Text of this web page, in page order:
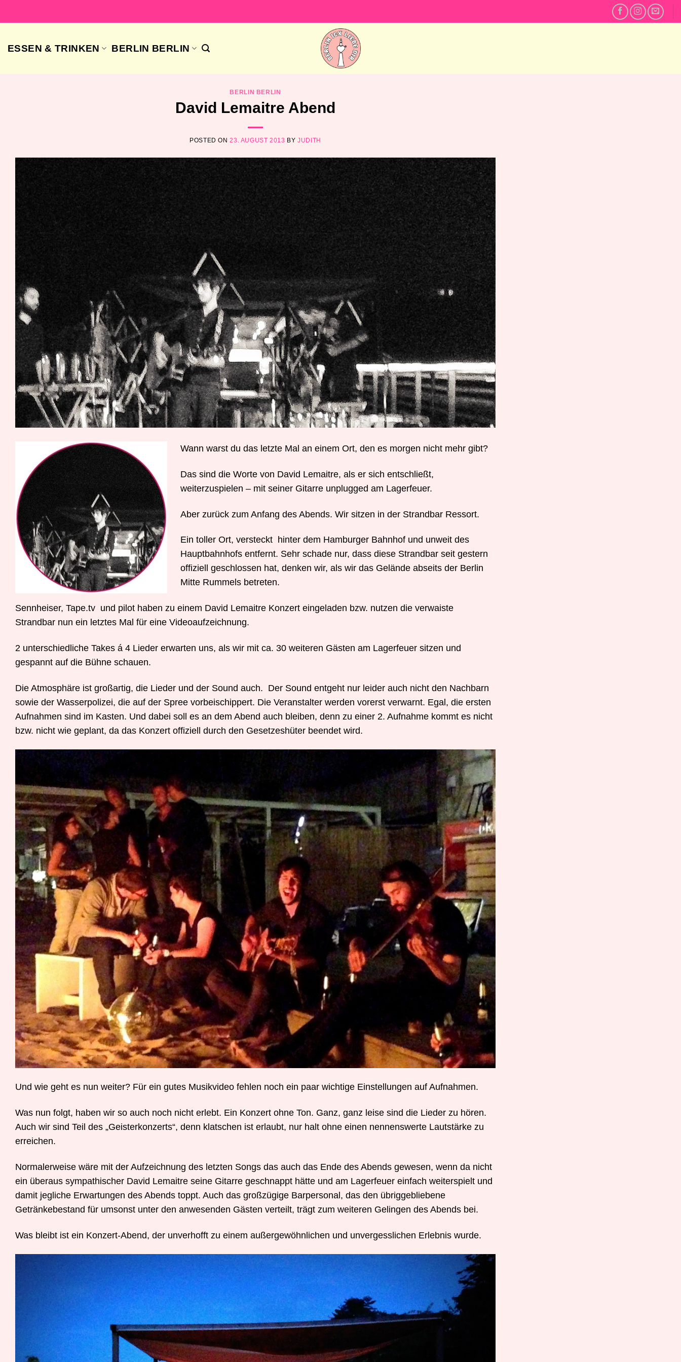
to
ESSEN & TRINKEN BERLIN BERLIN
BERLIN BERLIN
David Lemaitre Abend
POSTED ON23. AUGUST 2013 BYJUDITH
Wann warst du das letzte Mal an einem Ort, den es morgen nicht mehr gibt?
Das sind die Worte von David Lemaitre, als er sich entschließt,
weiterzuspielen – mit seiner Gitarre unplugged am Lagerfeuer.
Aber zurück zum Anfang des Abends. Wir sitzen in der Strandbar Ressort.
Ein toller Ort, versteckt hinter dem Hamburger Bahnhof und unweit des
Hauptbahnhofs entfernt. Sehr schade nur, dass diese Strandbar seit gestern
offiziell geschlossen hat, denken wir, als wir das Gelände abseits der Berlin
Mitte Rummels betreten.
Sennheiser, Tape.tv und pilot haben zu einem David Lemaitre Konzert eingeladen bzw. nutzen die verwaiste
Strandbar nun ein letztes Mal für eine Videoaufzeichnung.
2 unterschiedliche Takes á 4 Lieder erwarten uns, als wir mit ca. 30 weiteren Gästen am Lagerfeuer sitzen und
gespannt auf die Bühne schauen.
Die Atmosphäre ist großartig, die Lieder und der Sound auch. Der Sound entgeht nur leider auch nicht den Nachbarn
sowie der Wasserpolizei, die auf der Spree vorbeischippert. Die Veranstalter werden vorerst verwarnt. Egal, die ersten
Aufnahmen sind im Kasten. Und dabei soll es an dem Abend auch bleiben, denn zu einer 2. Aufnahme kommt es nicht
bzw. nicht wie geplant, da das Konzert offiziell durch den Gesetzeshüter beendet wird.
Und wie geht es nun weiter? Für ein gutes Musikvideo fehlen noch ein paar wichtige Einstellungen auf Aufnahmen.
Was nun folgt, haben wir so auch noch nicht erlebt. Ein Konzert ohne Ton. Ganz, ganz leise sind die Lieder zu hören.
Auch wir sind Teil des „Geisterkonzerts“, denn klatschen ist erlaubt, nur halt ohne einen nennenswerte Lautstärke zu
erreichen.
Normalerweise wäre mit der Aufzeichnung des letzten Songs das auch das Ende des Abends gewesen, wenn da nicht
ein überaus sympathischer David Lemaitre seine Gitarre geschnappt hätte und am Lagerfeuer einfach weiterspielt und
damit jegliche Erwartungen des Abends toppt. Auch das großzügige Barpersonal, das den übriggebliebene
Getränkebestand für umsonst unter den anwesenden Gästen verteilt, trägt zum weiteren Gelingen des Abends bei.
Was bleibt ist ein Konzert-Abend, der unverhofft zu einem außergewöhnlichen und unvergesslichen Erlebnis wurde.